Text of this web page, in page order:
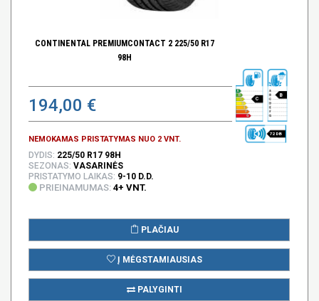
CONTINENTAL PREMIUMCONTACT 2 225/50 R17
98H
194,00 €
NEMOKAMAS PRISTATYMAS NUO 2 VNT.
C
B
72 DB
DYDIS: 225/50 R17 98H
SEZONAS: VASARINĖS
PRISTATYMO LAIKAS: 9-10 D.D.
PRIEINAMUMAS: 4+ VNT.
PLAČIAU
Į MĖGSTAMIAUSIAS
PALYGINTI